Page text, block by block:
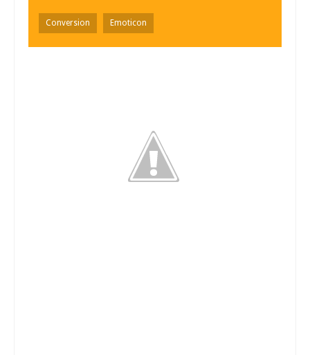
Conversion Emoticon